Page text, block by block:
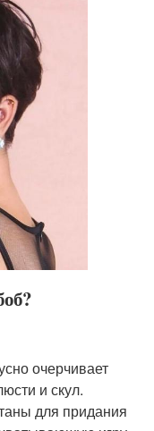
очерчивает
и скул.
для придания